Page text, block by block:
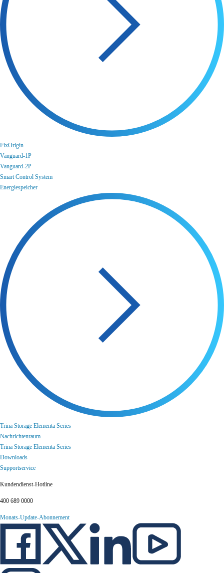
FixOrigin
Vanguard-1P
Vanguard-2P
Smart Control System
Energiespeicher
Trina Storage Elementa Series
Nachrichtenraum
Trina Storage Elementa Series
Downloads
Supportservice
Kundendienst-Hotline
400 689 0000
Monats-Update-Abonnement